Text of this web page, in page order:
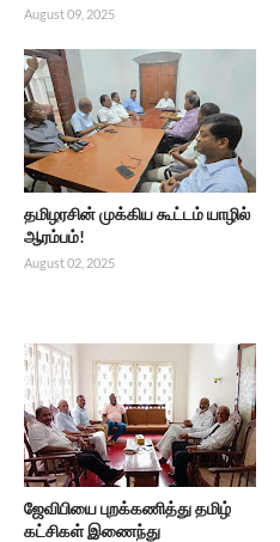
August 09, 2025
தமிழரசின் முக்கிய கூட்டம் யாழில்
ஆரம்பம்!
August 02, 2025
ஜேவிபியை புறக்கணித்து தமிழ்
கட்சிகள் இணைந்து